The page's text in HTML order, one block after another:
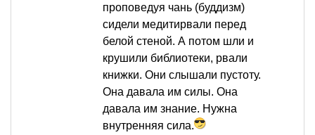
проповедуя чань (буддизм)
сидели медитирвали перед
белой стеной. А потом шли и
крушили библиотеки, рвали
книжки. Они слышали пустоту.
Она давала им силы. Она
давала им знание. Нужна
внутренняя сила.